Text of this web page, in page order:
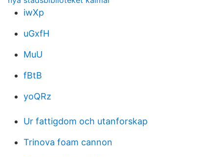
iwXp
uGxfH
MuU
fBtB
yoQRz
Ur fattigdom och utanforskap
Trinova foam cannon